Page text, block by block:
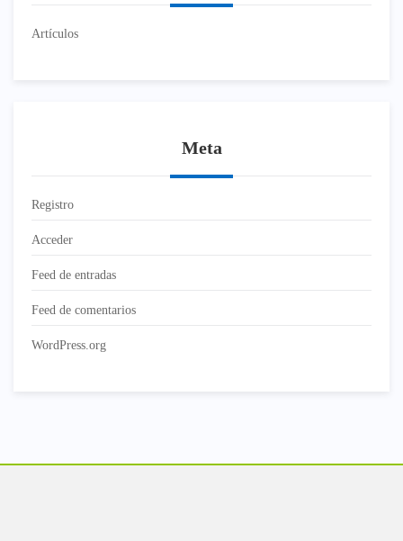
Artículos
Meta
Registro
Acceder
Feed de entradas
Feed de comentarios
WordPress.org